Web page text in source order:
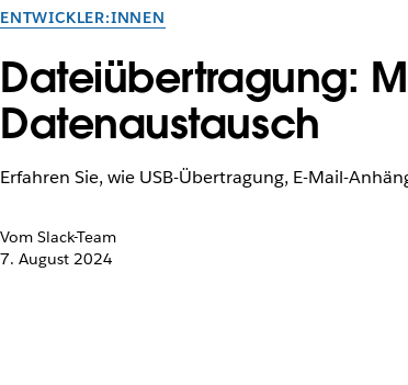
ENTWICKLER:INNEN
Dateiübertragung:
Datenaustausch
Erfahren Sie, wie USB-Übertragung, E-Mail-
Vom Slack-Team
7. August 2024